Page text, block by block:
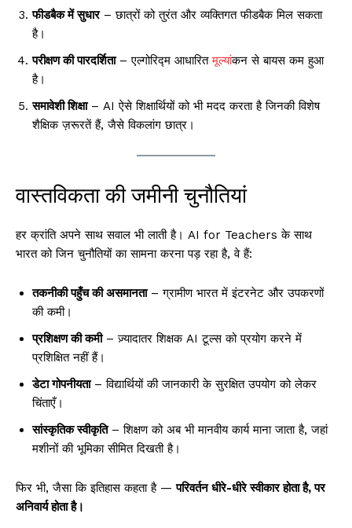
फीडबैक में सुधार– छात्रों को तुरंत और व्यक्तिगत फीडबैक मिल सकता
है।
परीक्षण की पारदर्शिता– एल्गोरिद्म आधारितमूल्यांकन से बायस कम हुआ
है।
समावेशी शिक्षा– AI ऐसे शिक्षार्थियों को भी मदद करता है जिनकी विशेष
शैक्षिक ज़रूरतें हैं, जैसे विकलांग छात्र।
वास्तविकता की जमीनी चुनौतियां
हर क्रांति अपने साथ सवाल भी लाती है। AI for Teachers के साथ
भारत को जिन चुनौतियों का सामना करना पड़ रहा है, वे हैं:
तकनीकी पहुँच की असमानता– ग्रामीण भारत में इंटरनेट और उपकरणों
की कमी।
प्रशिक्षण की कमी– ज़्यादातर शिक्षक AI टूल्स को प्रयोग करने में
प्रशिक्षित नहीं हैं।
डेटा गोपनीयता– विद्यार्थियों की जानकारी के सुरक्षित उपयोग को लेकर
चिंताएँ।
सांस्कृतिक स्वीकृति– शिक्षण को अब भी मानवीय कार्य माना जाता है, जहां
मशीनों की भूमिका सीमित दिखती है।
फिर भी, जैसा कि इतिहास कहता है —परिवर्तन धीरे-धीरे स्वीकार होता है, पर
अनिवार्य होता है।